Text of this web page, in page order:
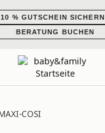
10 % GUTSCHEIN SICHERN
BERATUNG BUCHEN
COSI